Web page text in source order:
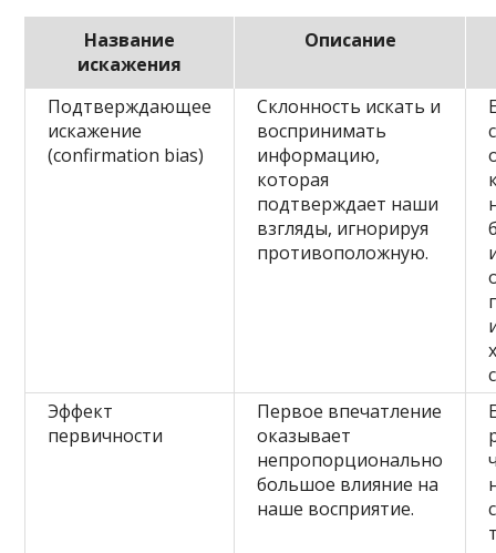
Название
искажения
Описание
Подтверждающее
искажение
(confirmation bias)
Склонность искать и
воспринимать
информацию,
которая
подтверждает наши
взгляды, игнорируя
противоположную.
Эффект
первичности
Первое впечатление
оказывает
непропорционально
большое влияние на
наше восприятие.